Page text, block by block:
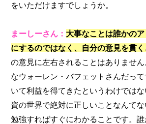
をいただけますでしょうか。
まーしーさん： 大事なことは誰かの
にするのではなく、自分の意見を貫く
の意見に左右されることはありませ
なウォーレン・バフェットさんだっ
いて利益を得てきたというわけでは
資の世界で絶対に正しいことなんてな
勉強すればすぐにわかることです。